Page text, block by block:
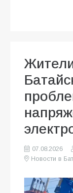
07.08.2026
Новости в